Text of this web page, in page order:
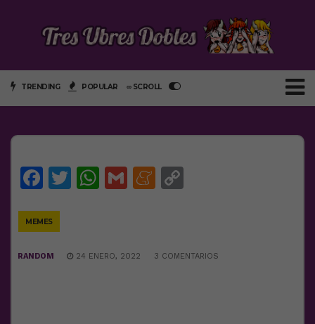
TRENDING POPULAR ∞ SCROLL
Facebook
Twitter
WhatsApp
GmailMeneame
MEMES
RANDOM 24 ENERO, 2022 3 COMENTARIOS